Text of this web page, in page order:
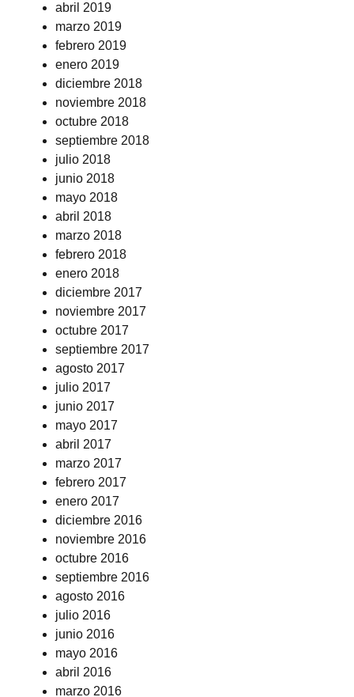
abril 2019
marzo 2019
febrero 2019
enero 2019
diciembre 2018
noviembre 2018
octubre 2018
septiembre 2018
julio 2018
junio 2018
mayo 2018
abril 2018
marzo 2018
febrero 2018
enero 2018
diciembre 2017
noviembre 2017
octubre 2017
septiembre 2017
agosto 2017
julio 2017
junio 2017
mayo 2017
abril 2017
marzo 2017
febrero 2017
enero 2017
diciembre 2016
noviembre 2016
octubre 2016
septiembre 2016
agosto 2016
julio 2016
junio 2016
mayo 2016
abril 2016
marzo 2016